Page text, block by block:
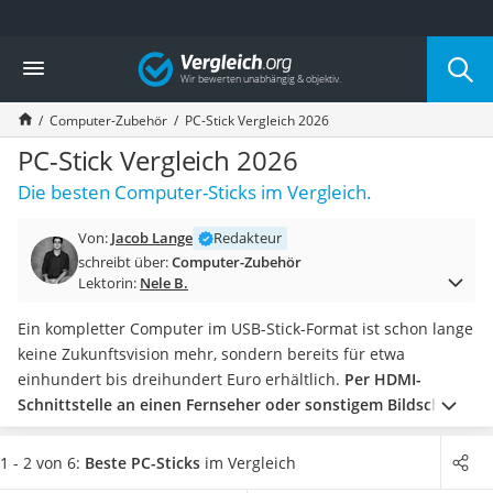
Die beliebtesten Vergleiche nach Kategorie
Elektronik
Powerstation
Monitor 32 Zoll 4K
Fernseher
Drucker
Desktop-PC
Diascanner
Laser-Multifunktionsdrucker
Powerstation mit Solarpanel
Gaming-PC
Soundbar
17-Zoll-Laptop
Satellitenschüssel
Gaming-Headset
Vergleich
Computer-Zubehör PC-Stick Vergleich 2026
PC-Stick Vergleich 2026
Die besten Computer-Sticks im Vergleich.
Von: Jacob Lange
Redakteur
schreibt über:Computer-Zubehör
Lektorin: Nele B.
Ein kompletter Computer im USB-Stick-Format ist schon lange
keine Zukunftsvision mehr, sondern bereits für etwa
einhundert bis dreihundert Euro erhältlich. Per HDMI-
Schnittstelle an einen Fernseher oder sonstigem Bildschirm
angeschlossen, leistet er alles, was ein Computer auch leisten
kann. Wählen Sie anhand unserer Test- bzw.
1 - 2 von 6: Beste PC-Sticks im Vergleich